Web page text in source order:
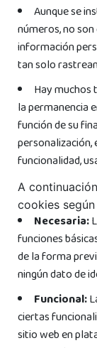
Aunque se
números, no
información
tan solo
Hay muchos
la permanencia
función de su
personalización,
funcionalidad,
A
cookies
Necesaria:
funciones
de la forma
ningún dato de
Funcional:
ciertas
sitio web en